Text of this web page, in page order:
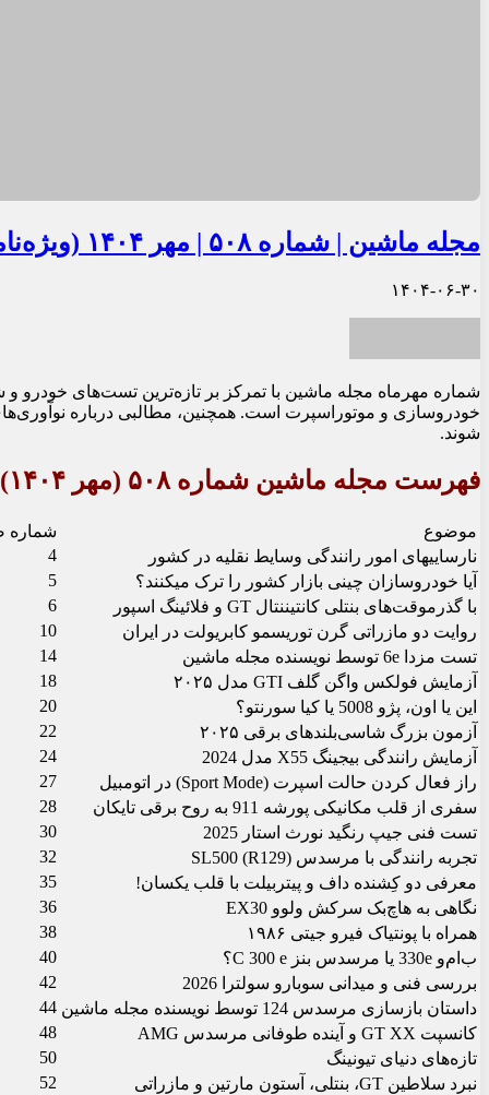
مجله ماشین | شماره ۵۰۸ | مهر ۱۴۰۴ (ویژه‌نامه آغاز چهل و هفتمین سال انتشار مجله ماشین)
۱۴۰۴-۰۶-۳۰
شوند.
فهرست مجله ماشین شماره ۵۰۸ (مهر ۱۴۰۴)
موضوع
شماره
نارسایی‏های امور رانندگی وسایط نقلیه در کشور
4
آیا خودروسازان چینی‏ بازار کشور را ترک می‏کنند؟
5
با گذرموقت‌های بنتلی کانتیننتال GT و فلائینگ اسپور
6
روایت دو مازراتی گرن توریسمو کابریولت در ایران
10
تست مزدا 6e توسط نویسنده مجله ماشین
14
آزمایش فولکس واگن گلف GTI مدل ۲۰۲۵
18
این یا اون، پژو 5008 یا کیا سورنتو؟
20
آزمون بزرگ شاسی‌بلندهای برقی ۲۰۲۵
22
آزمایش رانندگی بیجینگ X55 مدل 2024
24
راز فعال کردن حالت اسپرت (Sport Mode) در اتومبیل
27
سفری از قلب مکانیکی پورشه 911 به روح برقی تایکان
28
تست فنی جیپ رنگید نورث استار 2025
30
تجربه رانندگی با مرسدس (SL500 (R129
32
معرفی دو کِشنده داف و پیتربیلت با قلب یکسان!
35
نگاهی به هاچ‌بک سرکش ولوو EX30
36
همراه با پونتیاک فیرو جی‏تی ۱۹۸۶
38
ب‌ام‌و 330e یا مرسدس بنز C 300 e؟
40
بررسی فنی و میدانی سوبارو سولترا 2026
42
داستان بازسازی مرسدس 124 توسط نویسنده مجله ماشین
44
کانسپت GT XX و آینده طوفانی مرسدس AMG
48
تازه‌های دنیای تیونینگ
50
نبرد سلاطین GT، بنتلی، آستون مارتین و مازراتی
52